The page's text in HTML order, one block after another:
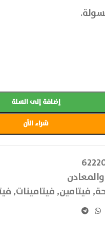
إضافة إلى السلة
شراء الآن
, فيتامين, فيتامينات,